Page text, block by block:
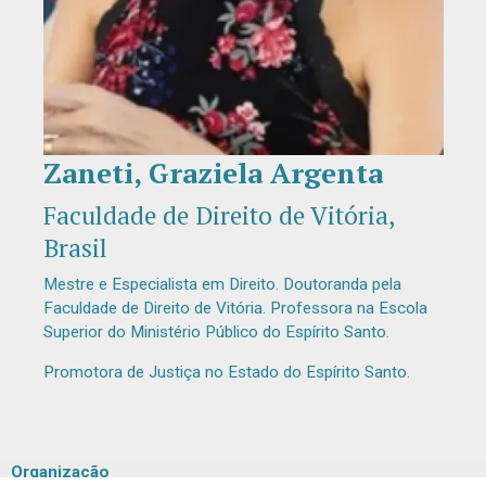
Diapositiva 1 de 1
Zaneti, Graziela Argenta
Faculdade de Direito de Vitória,
Brasil
Mestre e Especialista em Direito. Doutoranda pela
Faculdade de Direito de Vitória. Professora na Escola
Superior do Ministério Público do Espírito Santo.
Promotora de Justiça no Estado do Espírito Santo.
Organização